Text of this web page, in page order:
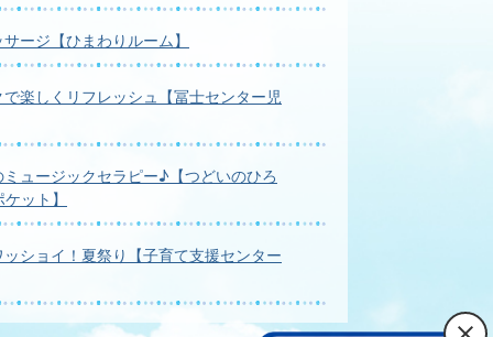
ージ【ひまわりルーム】
楽しくリフレッシュ【冨士センター児
ュージックセラピー♪【つどいのひろ
ット】
ショイ！夏祭り【子育て支援センター